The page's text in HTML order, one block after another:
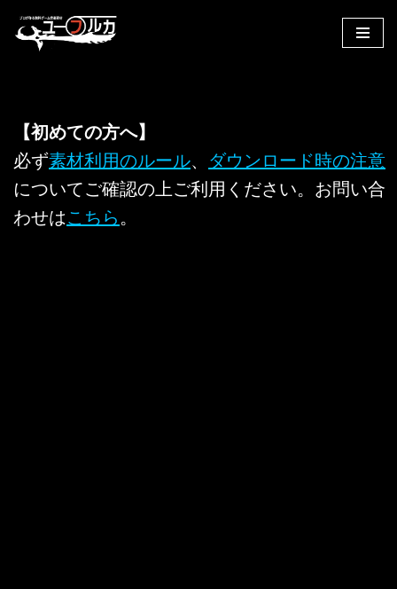
へ
キ
ッ
【初めての方へ】
必ず素材利用のルール、 ダウンロード時の注意
についてご確認の上ご利用ください。お問い合
わせはこちら 。